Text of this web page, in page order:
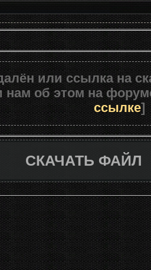
StarStalker
или ссылка на
об этом на
ссылке]
СКАЧАТЬ ФАЙЛ